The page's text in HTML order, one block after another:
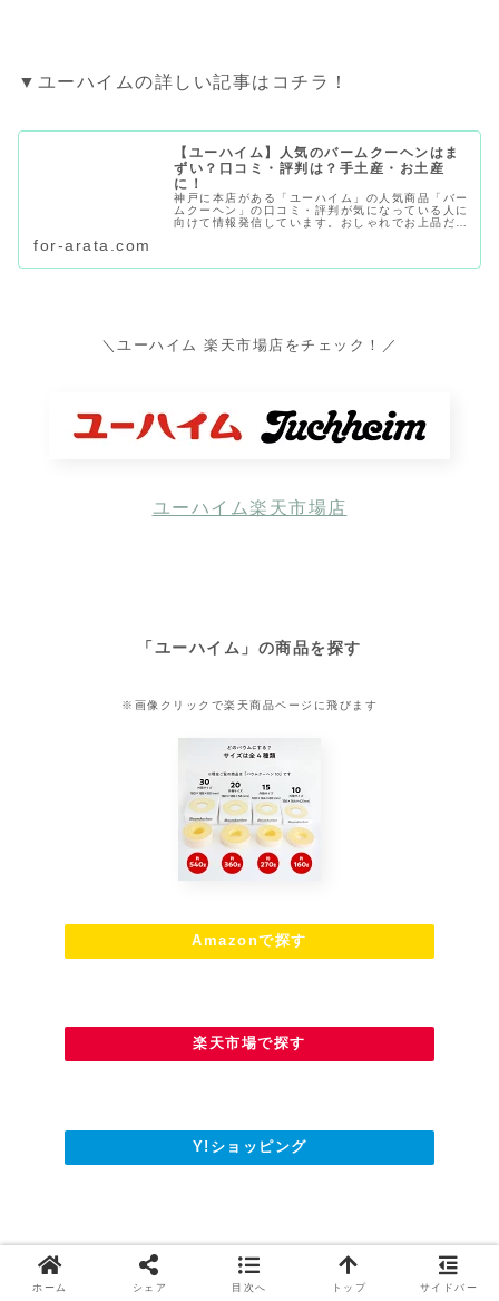
▼ユーハイムの詳しい記事はコチラ！
【ユーハイム】人気のバームクーヘンはま
ずい？口コミ・評判は？手土産・お土産
に！
神戸に本店がある「ユーハイム」の人気商品「バー
ムクーヘン」の口コミ・評判が気になっている人に
向けて情報発信しています。おしゃれでお上品だけ
ことも多い「バームクーヘン」について調査しまし
for-arata.com
＼ユーハイム 楽天市場店をチェック！／
ユーハイム楽天市場店
「 ユーハイム 」の商品を探す
※画像クリックで楽天商品ページに飛びます
Amazonで探す
楽天市場で探す
Y!ショッピング
ホーム シェア 目次へ トップ サイドバー